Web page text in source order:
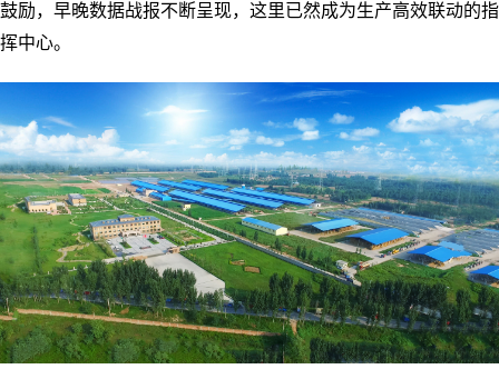
鼓励，早晚数据战报不断呈现，这里已然成为生产高效联动的指
挥中心。